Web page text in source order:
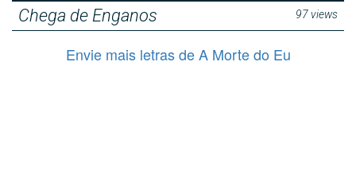
Chega de Enganos 97 views
Envie mais letras de A Morte do Eu